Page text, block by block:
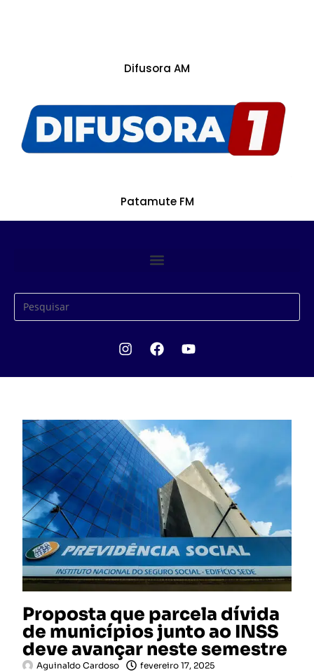
Difusora AM
Patamute FM
Proposta que parcela dívida
de municípios junto ao INSS
deve avançar neste semestre
Aguinaldo Cardoso
fevereiro 17, 2025